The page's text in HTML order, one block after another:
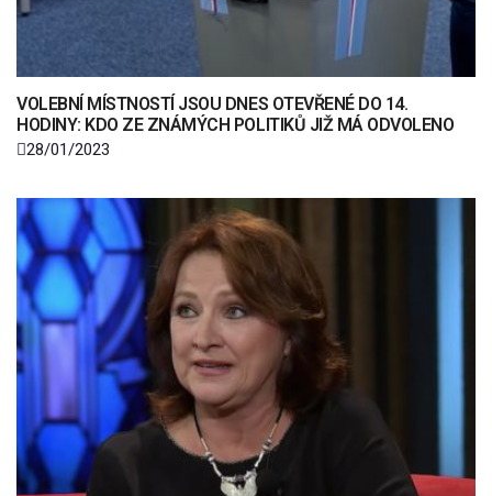
VOLEBNÍ MÍSTNOSTÍ JSOU DNES OTEVŘENÉ DO 14.
HODINY: KDO ZE ZNÁMÝCH POLITIKŮ JIŽ MÁ ODVOLENO
28/01/2023